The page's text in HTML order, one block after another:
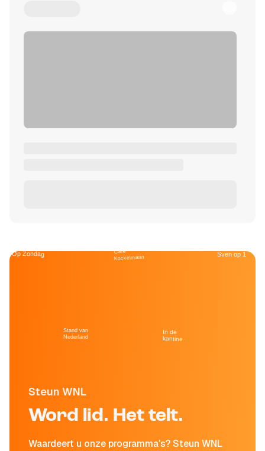
Steun WNL
Word lid. Het telt.
Waardeert u onze programma's? Steun WNL
Op Zondag
Stand van
Nederland
Café
Kockelmann
In de
kantine
Sven op 1